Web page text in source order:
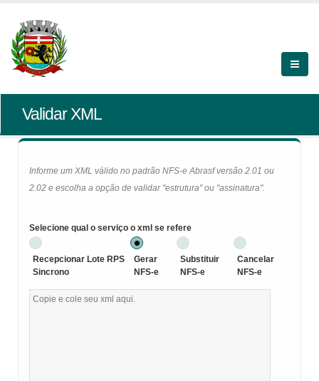
Validar XML
Informe um XML válido no padrão NFS-e Abrasf versão 2.01 ou
2.02 e escolha a opção de validar "estrutura" ou "assinatura".
Selecione qual o serviço o xml se refere
Recepcionar Lote RPS
Sincrono
Gerar
NFS-e
Substituir
NFS-e
Cancelar
NFS-e